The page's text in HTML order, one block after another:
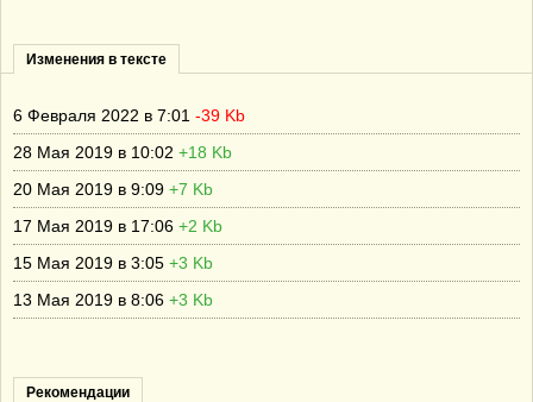
Изменения в тексте
6 Февраля 2022 в 7:01 -39 Kb
28 Мая 2019 в 10:02 +18 Kb
20 Мая 2019 в 9:09 +7 Kb
17 Мая 2019 в 17:06 +2 Kb
15 Мая 2019 в 3:05 +3 Kb
13 Мая 2019 в 8:06 +3 Kb
Рекомендации